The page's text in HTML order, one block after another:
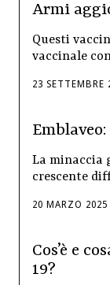
Armi
Questi
vaccinale
23 SETTEMBRE
La minaccia
crescente
20 MARZO 2025
Cos’è e
19?